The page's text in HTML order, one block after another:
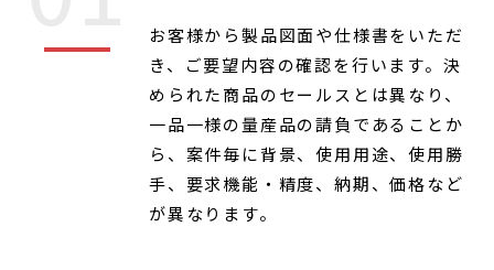
お客様から製品図面や仕様書をいただ
き、ご要望内容の確認を行います。決
められた商品のセールスとは異なり、
一品一様の量産品の請負であることか
ら、案件毎に背景、使用用途、使用勝
手、要求機能・精度、納期、価格など
が異なります。